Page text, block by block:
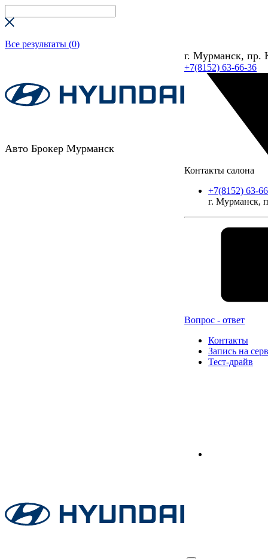
Все результаты (0)
Авто Брокер Мурманск
г. Мурманск, пр.
+7(8152) 63-66-36
Контакты салона
+7(8152) 63-
г. Мурманск,
Вопрос - ответ
Контакты
Запись на
Тест-драйв